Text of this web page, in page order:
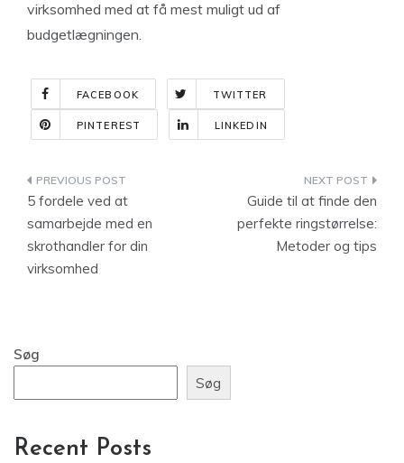
virksomhed med at få mest muligt ud af
budgetlægningen.
FACEBOOK TWITTER
PINTEREST LINKEDIN
Indlægsnavigation
5 fordele ved at
samarbejde med en
skrothandler for din
virksomhed
Guide til at finde den
perfekte ringstørrelse:
Metoder og tips
Søg
Søg
Recent Posts